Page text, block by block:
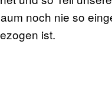
noch nie so
ist.